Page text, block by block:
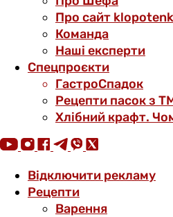
Про сайт
Команда
Наші експерти
Спецпроєкти
ГастроСпадок
Рецепти пасок з
Хлібний крафт.
Відключити рекламу
Рецепти
Варення